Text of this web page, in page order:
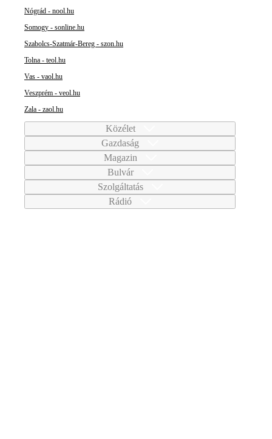
Nógrád - nool.hu
Somogy - sonline.hu
Szabolcs-Szatmár-Bereg - szon.hu
Tolna - teol.hu
Vas - vaol.hu
Veszprém - veol.hu
Zala - zaol.hu
Közélet
Gazdaság
Magazin
Bulvár
Szolgáltatás
Rádió